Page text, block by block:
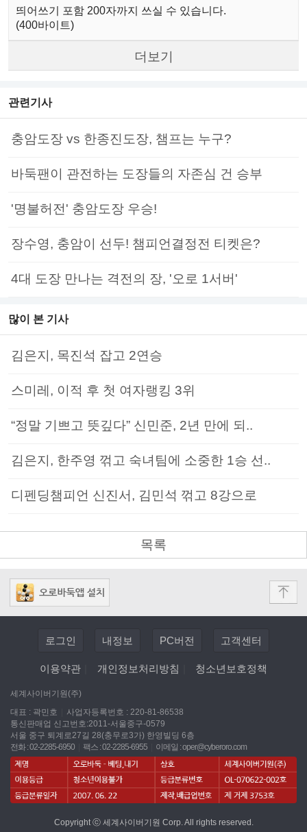
띄어쓰기 포함 200자까지 쓰실 수 있습니다.
(400바이트)
더보기
관련기사
충암도장 vs 한종진도장, 챔프는 누구?
바둑팬이 관전하는 도장들의 자존심 건 승부
'명불허전' 충암도장 우승!
장수영, 충암이 선두! 챔피언결정전 티켓은?
4대 도장 만나는 격전의 장, '오로 1서버'
많이 본 기사
김은지, 목진석 잡고 2연승
스미레, 이적 후 첫 여자랭킹 3위
“정말 기쁘고 뜻깊다” 신민준, 2년 만에 되..
김은지, 한주영 꺾고 숙녀팀에 소중한 1승 선..
디펜딩챔피언 신진서, 김민석 꺾고 8강으로
목록
로그인 내정보 PC버전 고객센터
이용약관 개인정보처리방침 청소년보호정책
세계사이버기원(주)
대표 : 곽민호
사업자등록번호 : 220-81-86538
통신판매업 신고번호:2011-서울중구-0579
서울 중구 퇴계로27길 28(충무로3가) 한영빌딩 6층
전화 : 02-2285-6950
팩스 : 02-2285-6955 이메일 :oper@cyberoro.com
Copyright ⓒ 세계사이버기원 Corp. All rights reserved.